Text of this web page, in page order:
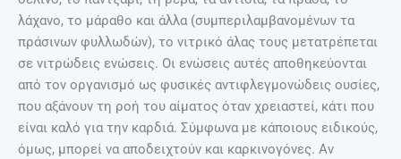
λάχανο, το μάραθο και άλλα (συμπεριλαμβανομένων τα
πράσινων φυλλωδών), το νιτρικό άλας τους μετατρέπεται
σε νιτρώδεις ενώσεις. Οι ενώσεις αυτές αποθηκεύονται
από τον οργανισμό ως φυσικές αντιφλεγμονώδεις ουσίες,
που αξάνουν τη ροή του αίματος όταν χρειαστεί, κάτι που
είναι καλό για την καρδιά. Σύμφωνα με κάποιους ειδικούς,
όμως, μπορεί να αποδειχτούν και καρκινογόνες. Αν